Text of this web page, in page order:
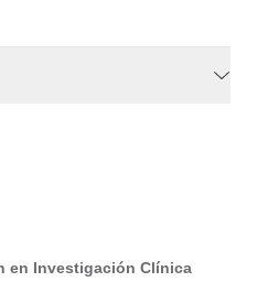
en Investigación Clínica